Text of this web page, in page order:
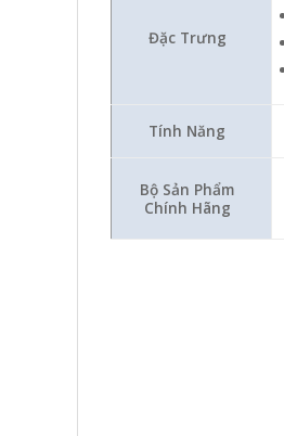
Đặc Trưng
Tính Năng
Bộ Sản Phẩm
Chính Hãng